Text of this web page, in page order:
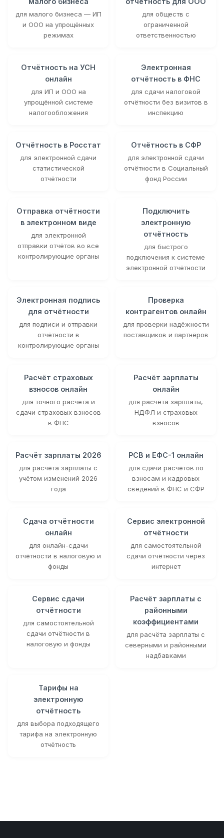
для малого бизнеса — ИП
и ООО на упрощённых
режимах
для обществ с
ограниченной
ответственностью
Отчётность на УСН
онлайн
для ИП и ООО на
упрощённой системе
налогообложения
Электронная
отчётность в ФНС
для сдачи налоговой
отчётности без визитов в
инспекцию
Отчётность в Росстат
для электронной сдачи
статистической
отчётности
Отчётность в СФР
для электронной сдачи
отчётности в Социальный
фонд России
Отправка отчётности
в электронном виде
для электронной
отправки отчётов во все
контролирующие органы
Подключить
электронную
отчётность
для быстрого
подключения к системе
электронной отчётности
Электронная подпись
для отчётности
для подписи и отправки
отчётности в
контролирующие органы
Проверка
контрагентов онлайн
для проверки надёжности
поставщиков и партнёров
Расчёт страховых
взносов онлайн
для точного расчёта и
сдачи страховых взносов
в ФНС
Расчёт зарплаты
онлайн
для расчёта зарплаты,
НДФЛ и страховых
взносов
Расчёт зарплаты 2026
для расчёта зарплаты с
учётом изменений 2026
года
РСВ и ЕФС-1 онлайн
для сдачи расчётов по
взносам и кадровых
сведений в ФНС и СФР
Сдача отчётности
онлайн
для онлайн-сдачи
отчётности в налоговую и
фонды
Сервис электронной
отчётности
для самостоятельной
сдачи отчётности через
интернет
Сервис сдачи
отчётности
для самостоятельной
сдачи отчётности в
налоговую и фонды
Расчёт зарплаты с
районными
коэффициентами
для расчёта зарплаты с
северными и районными
надбавками
Тарифы на
электронную
отчётность
для выбора подходящего
тарифа на электронную
отчётность